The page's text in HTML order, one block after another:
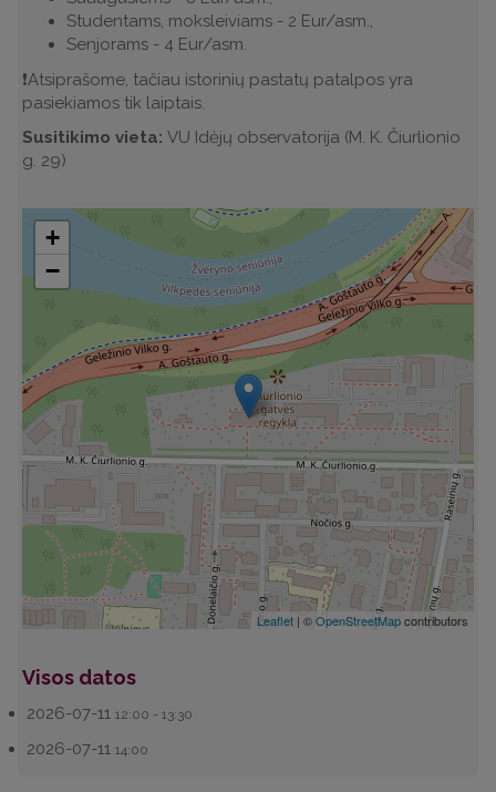
Studentams, moksleiviams - 2 Eur/asm.,
Senjorams - 4 Eur/asm.
❗️Atsiprašome, tačiau istorinių pastatų patalpos yra
pasiekiamos tik laiptais.
Susitikimo vieta: VU Idėjų observatorija (M. K. Čiurlionio
g. 29)
+
−
Leaflet| ©OpenStreetMapcontributors
Visos datos
2026-07-11 12:00 - 13:30
2026-07-1114:00